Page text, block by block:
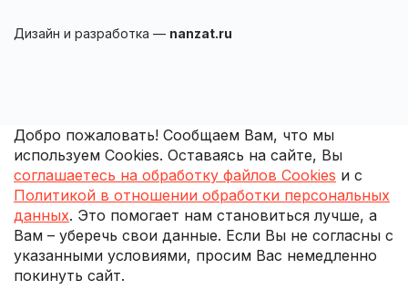
Дизайн и разработка — nanzat.ru
Добро пожаловать! Сообщаем Вам, что мы
используем Cookies. Оставаясь на сайте, Вы
соглашаетесь на обработку файлов Cookies и с
Политикой в отношении обработки персональных
данных. Это помогает нам становиться лучше, а
Вам – уберечь свои данные. Если Вы не согласны с
указанными условиями, просим Вас немедленно
покинуть сайт.